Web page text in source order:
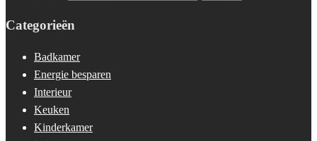
Categorieën
Badkamer
Energie besparen
Interieur
Keuken
Kinderkamer